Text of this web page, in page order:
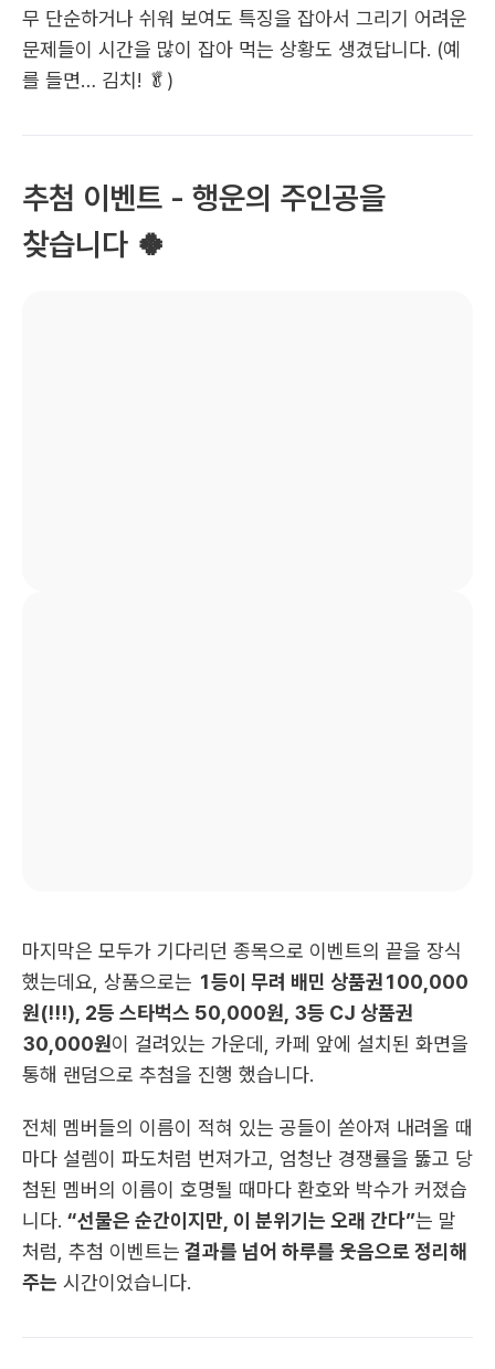
무 단순하거나 쉬워 보여도 특징을 잡아서 그리기 어려운
문제들이 시간을 많이 잡아 먹는 상황도 생겼답니다. (예
를 들면… 김치! 🥬)
추첨 이벤트 - 행운의 주인공을
찾습니다 🍀
마지막은 모두가 기다리던 종목으로 이벤트의 끝을 장식
했는데요, 상품으로는 1등이 무려 배민 상품권100,000
원(!!!), 2등 스타벅스 50,000원, 3등 CJ 상품권
30,000원이 걸려있는 가운데, 카페 앞에 설치된 화면을
통해 랜덤으로 추첨을 진행 했습니다.
전체 멤버들의 이름이 적혀 있는 공들이 쏟아져 내려올 때
마다 설렘이 파도처럼 번져가고, 엄청난 경쟁률을 뚫고 당
첨된 멤버의 이름이 호명될 때마다 환호와 박수가 커졌습
니다. “선물은 순간이지만, 이 분위기는 오래 간다”는 말
처럼, 추첨 이벤트는 결과를 넘어 하루를 웃음으로 정리해
주는 시간이었습니다.